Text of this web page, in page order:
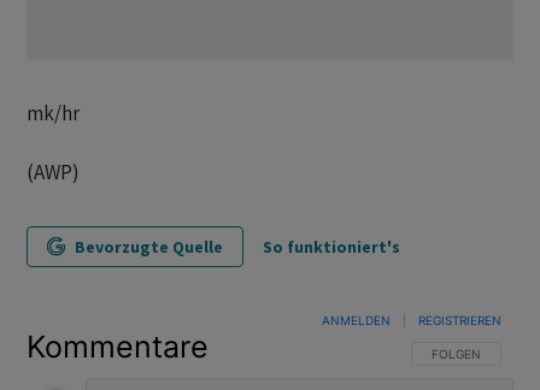
mk/hr
(AWP)
Bevorzugte Quelle So funktioniert's
Kommentare FOLGE DIESER
FOLGEN
ANMELDEN REGISTRIEREN